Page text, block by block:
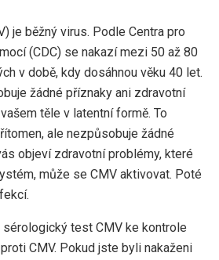
je běžný virus. Podle Centra pro
(CDC) se nakazí mezi 50 až 80
v době, kdy dosáhnou věku 40 let.
žádné příznaky ani zdravotní
těle v latentní formě. To
ale nezpůsobuje žádné
objeví zdravotní problémy, které
může se CMV aktivovat. Poté
test CMV ke kontrole
CMV. Pokud jste byli nakaženi